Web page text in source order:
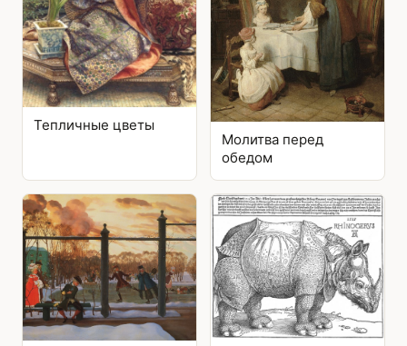
Тепличные цветы
Молитва перед
обедом